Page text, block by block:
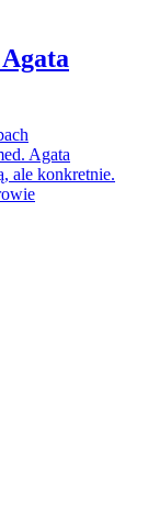
Agata
ale konkretnie.